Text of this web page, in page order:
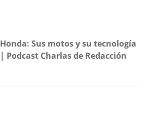
Honda: Sus motos y su tecnología
| Podcast Charlas de Redacción